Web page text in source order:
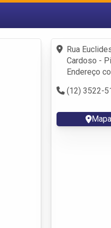
Fazer login
Criar conta
Rua
Cardoso -
Endereço
(12) 3522-
Mapa